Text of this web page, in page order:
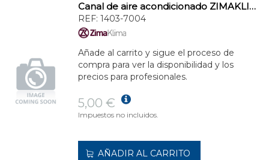
Canal de aire acondicionado ZIMAKLIMA 1403-7004 modular de uso versátil
REF: 1403-7004
Añade al carrito y sigue el proceso de
compra para ver la disponibilidad y los
precios para profesionales.
5,00 €
Impuestos no incluidos.
AÑADIR AL CARRITO